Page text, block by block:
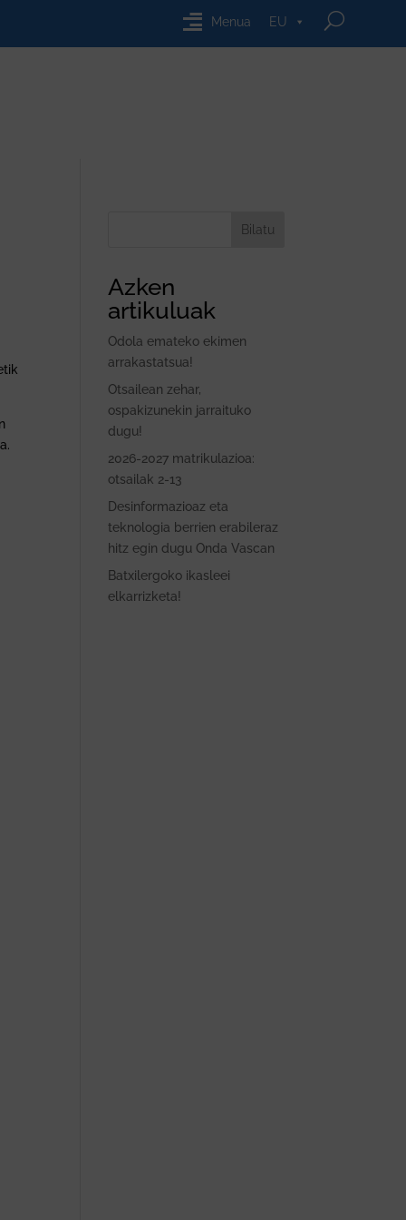
Menua EU
Bilatu
Azken
artikuluak
Odola emateko ekimen
arrakastatsua!
Otsailean zehar,
ospakizunekin jarraituko
dugu!
2026-2027 matrikulazioa:
otsailak 2-13
Desinformazioaz eta
teknologia berrien erabileraz
hitz egin dugu Onda Vascan
Batxilergoko ikasleei
elkarrizketa!